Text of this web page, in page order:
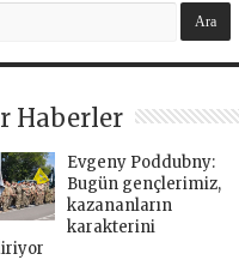
Haberler
Evgeny Poddubny:
Bugün gençlerimiz,
kazananların
karakterini